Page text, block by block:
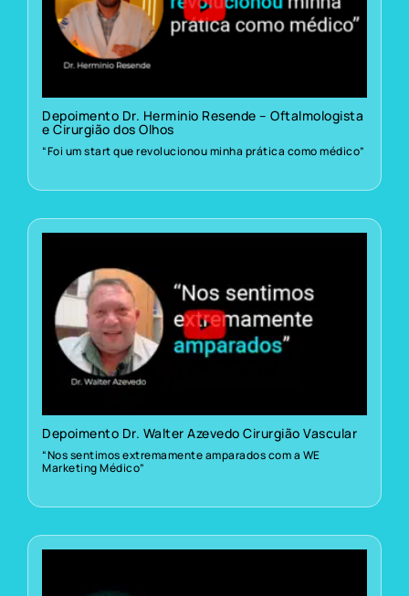
Depoimento Dr. Herminio Resende – Oftalmologista
e Cirurgião dos Olhos
“Foi um start que revolucionou minha prática como médico”
Depoimento Dr. Walter Azevedo Cirurgião Vascular
“Nos sentimos extremamente amparados com a WE
Marketing Médico”